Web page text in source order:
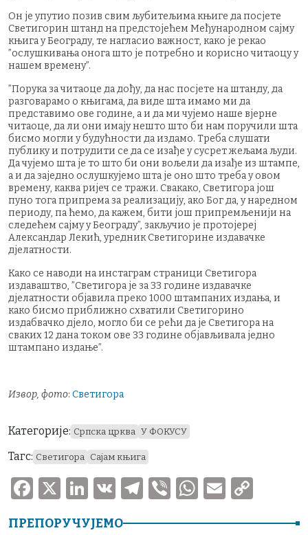
Он је упутио позив свим љубитељима књиге да посјете
Светигорин штанд на предстојећем Међународном сајму
књига у Београду, те нагласио важност, како је рекао
”ослушкивања онога што је потребно и корисно читаоцу у
нашем времену”.
”Порука за читаоце да дођу, да нас посјете на штанду, да
разговарамо о књигама, да виде шта имамо ми да
представимо ове године, а и да ми чујемо наше вјерне
читаоце, да ли они имају нешто што би нам поручили шта
бисмо могли у будућности да издамо. Треба слушати
публику и потрудити се да се изађе у сусрет жељама људи.
Да чујемо шта је то што би они вољели да изађе из штампе,
а и да заједно ослушкујемо шта је оно што треба у овом
времену, каква ријеч се тражи. Свакако, Светигора још
пуно тога припрема за реализацију, ако Бог да, у наредном
периоду, па ћемо, да кажем, бити још припремљенији на
следећем сајму у Београду”, закључио је протојереј
Александар Лекић, уредник Светигорине издавачке
дјелатности.
Како се наводи на инстаграм страници Светигора
издаваштво, ”Светигора је за 33 године издавачке
дјелатности објавила преко 1000 штампаних издања, и
како бисмо приближно схватили Светигорино
издабвачко дјело, могло би се рећи да је Светигора на
сваких 12 дана током ове 33 године објављивала једно
штампано издање”.
Извор, фото: Светигора
Категорије: Српска црква У ФОКУСУ
Тагс: Светигора Сајам књига
F
X
Li V
T
V
W E
ПРЕПОРУЧУЈЕМО